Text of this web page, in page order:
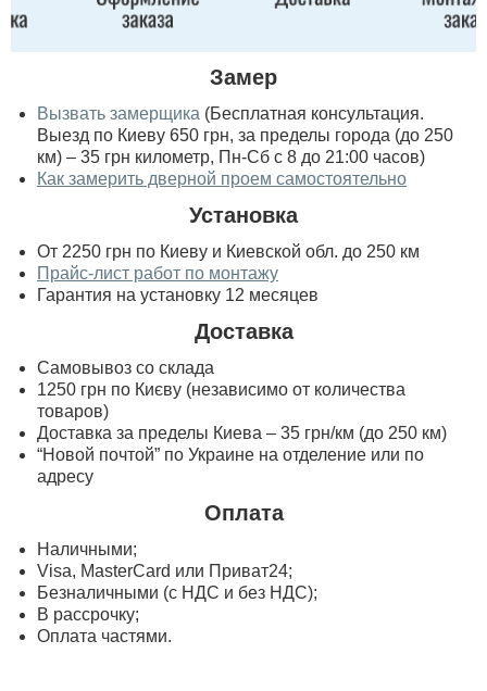
Замер
Вызвать замерщика (Бесплатная консультация.
Выезд по Киеву 650 грн, за пределы города (до 250
км) – 35 грн километр, Пн-Сб с 8 до 21:00 часов)
Как замерить дверной проем самостоятельно
Установка
От 2250 грн по Киеву и Киевской обл. до 250 км
Прайс-лист работ по монтажу
Гарантия на установку 12 месяцев
Доставка
Самовывоз со склада
1250 грн по Києву (независимо от количества
товаров)
Доставка за пределы Киева – 35 грн/км (до 250 км)
“Новой почтой” по Украине на отделение или по
адресу
Оплата
Наличными;
Visa, MasterСard или Приват24;
Безналичными (с НДС и без НДС);
В рассрочку;
Оплата частями.